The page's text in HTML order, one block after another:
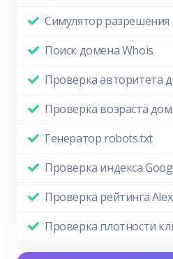
Симулятор разрешения
Поиск домена Whois
Проверка авторитета
Проверка возраста
Генератор robots.txt
Проверка индекса
Проверка рейтинга
Проверка плотности